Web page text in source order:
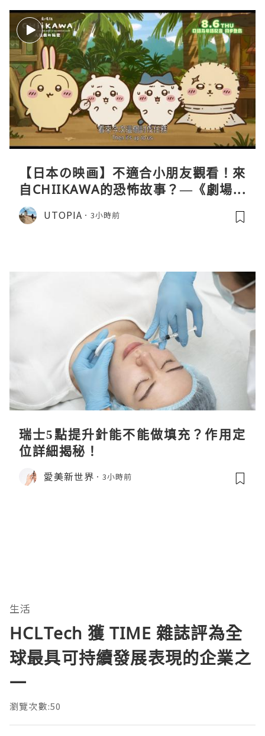
【日本の映画】不適合小朋友觀看！來
自CHIIKAWA的恐怖故事？—《劇場版
CHIIKAWA 人魚島的秘密》
UTOPIA 3小時前
瑞士5點提升針能不能做填充？作用定
位詳細揭秘！
愛美新世界 3小時前
生活
HCLTech 獲 TIME 雜誌評為全
球最具可持續發展表現的企業之
一
瀏覽次數:50